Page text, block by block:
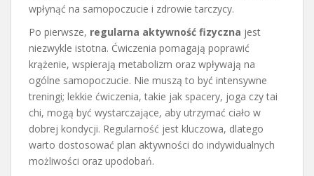
wpłynąć na samopoczucie i zdrowie tarczycy.
Po pierwsze, regularna aktywność fizyczna jest
niezwykle istotna. Ćwiczenia pomagają poprawić
krążenie, wspierają metabolizm oraz wpływają na
ogólne samopoczucie. Nie muszą to być intensywne
treningi; lekkie ćwiczenia, takie jak spacery, joga czy tai
chi, mogą być wystarczające, aby utrzymać ciało w
dobrej kondycji. Regularność jest kluczowa, dlatego
warto dostosować plan aktywności do indywidualnych
możliwości oraz upodobań.